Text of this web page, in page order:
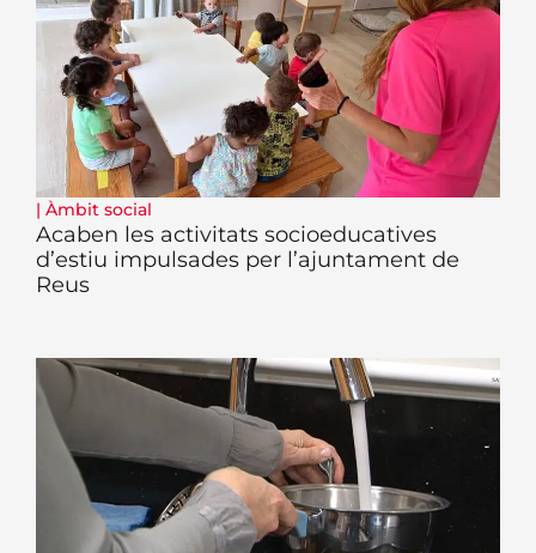
| Àmbit social
Acaben les activitats socioeducatives
d’estiu impulsades per l’ajuntament de
Reus